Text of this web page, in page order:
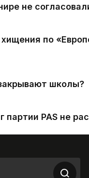
не
по
школы?
PAS не